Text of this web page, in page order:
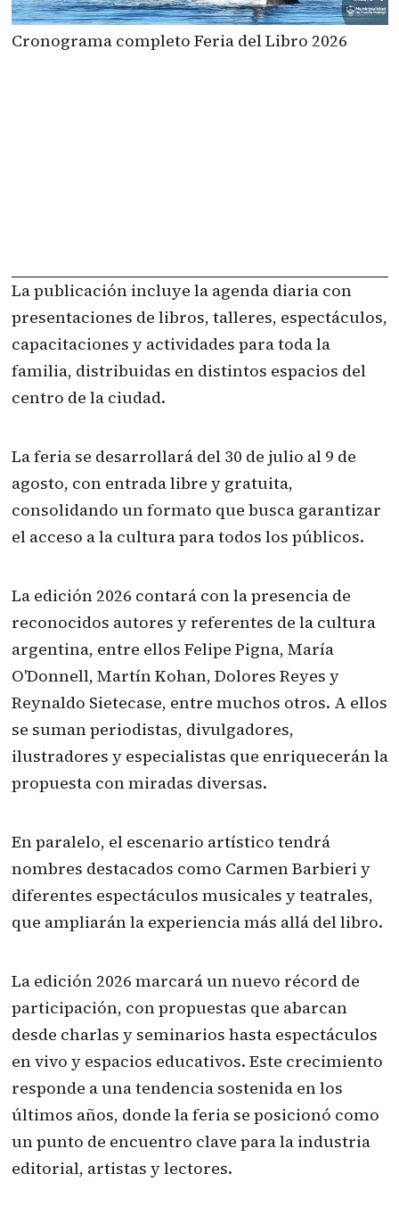
Cronograma completo Feria del Libro 2026
La publicación incluye la agenda diaria con
presentaciones de libros, talleres, espectáculos,
capacitaciones y actividades para toda la
familia, distribuidas en distintos espacios del
centro de la ciudad.
La feria se desarrollará del 30 de julio al 9 de
agosto, con entrada libre y gratuita,
consolidando un formato que busca garantizar
el acceso a la cultura para todos los públicos.
La edición 2026 contará con la presencia de
reconocidos autores y referentes de la cultura
argentina, entre ellos Felipe Pigna, María
O'Donnell, Martín Kohan, Dolores Reyes y
Reynaldo Sietecase, entre muchos otros. A ellos
se suman periodistas, divulgadores,
ilustradores y especialistas que enriquecerán la
propuesta con miradas diversas.
En paralelo, el escenario artístico tendrá
nombres destacados como Carmen Barbieri y
diferentes espectáculos musicales y teatrales,
que ampliarán la experiencia más allá del libro.
La edición 2026 marcará un nuevo récord de
participación, con propuestas que abarcan
desde charlas y seminarios hasta espectáculos
en vivo y espacios educativos. Este crecimiento
responde a una tendencia sostenida en los
últimos años, donde la feria se posicionó como
un punto de encuentro clave para la industria
editorial, artistas y lectores.